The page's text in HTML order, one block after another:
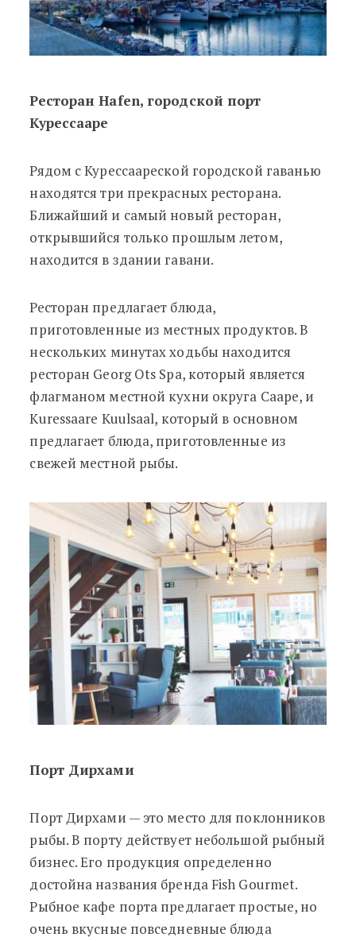
Ресторан Hafen, городской порт
Курессааре
Рядом с Курессаареской городской гаванью
находятся три прекрасных ресторана.
Ближайший и самый новый ресторан,
открывшийся только прошлым летом,
находится в здании гавани.
Ресторан предлагает блюда,
приготовленные из местных продуктов. В
нескольких минутах ходьбы находится
ресторан Georg Ots Spa, который является
флагманом местной кухни округа Сааре, и
Kuressaare Kuulsaal, который в основном
предлагает блюда, приготовленные из
свежей местной рыбы.
Порт Дирхами
Порт Дирхами — это место для поклонников
рыбы. В порту действует небольшой рыбный
бизнес. Его продукция определенно
достойна названия бренда Fish Gourmet.
Рыбное кафе порта предлагает простые, но
очень вкусные повседневные блюда